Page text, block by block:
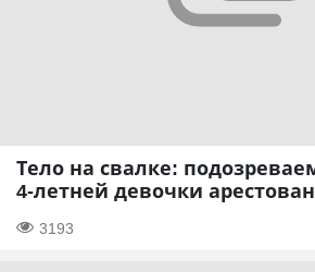
Тело на свалке:
4-летней девочки
3193